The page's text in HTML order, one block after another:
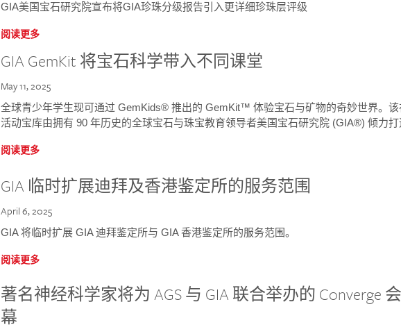
GIA美国宝石研究院宣布将GIA珍珠分级报告引入更详细珍珠层评级
阅读更多
GIA GemKit 将宝石科学带入不同课堂
May 11, 2025
全球青少年学生现可通过 GemKids® 推出的 GemKit™ 体验宝石与矿物的奇妙世界。该
活动宝库由拥有 90 年历史的全球宝石与珠宝教育领导者美国宝石研究院 (GIA®) 倾力打
阅读更多
GIA 临时扩展迪拜及香港鉴定所的服务范围
April 6, 2025
GIA 将临时扩展 GIA 迪拜鉴定所与 GIA 香港鉴定所的服务范围。
阅读更多
著名神经科学家将为 AGS 与 GIA 联合举办的 Converge
幕